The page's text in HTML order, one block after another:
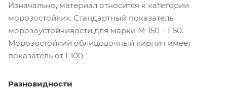
Изначально, материал относится к категории
морозостойких. Стандартный показатель
морозоустойчивости для марки М-150 – F50.
Морозостойкий облицовочный кирпич имеет
показатель от F100.
Разновидности